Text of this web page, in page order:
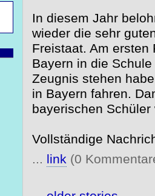
In diesem Jahr
wieder die sehr
Freistaat. Am
Bayern in die
Zeugnis stehen
in Bayern fahren.
bayerischen Schüler
Vollständige
... link(0